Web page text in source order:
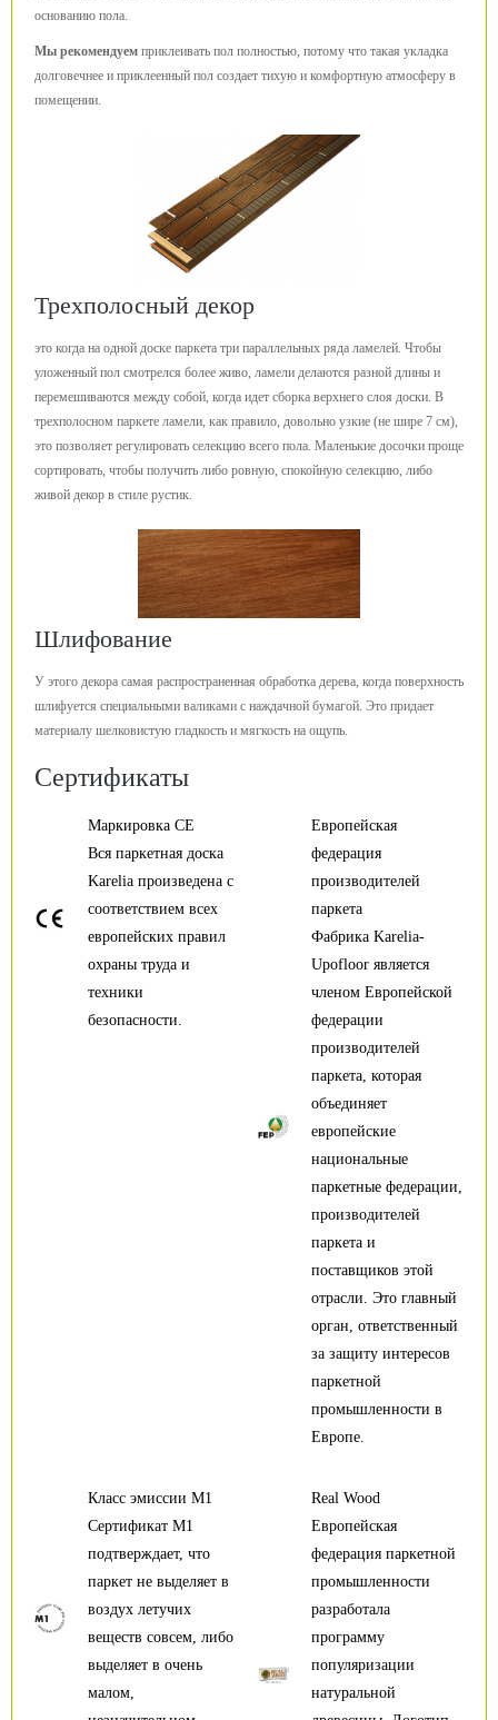
основанию пола.
Мы рекомендуем приклеивать пол полностью, потому что такая укладка
долговечнее и приклеенный пол создает тихую и комфортную атмосферу в
помещении.
Трехполосный декор
это когда на одной доске паркета три параллельных ряда ламелей. Чтобы
уложенный пол смотрелся более живо, ламели делаются разной длины и
перемешиваются между собой, когда идет сборка верхнего слоя доски. В
трехполосном паркете ламели, как правило, довольно узкие (не шире 7 см),
это позволяет регулировать селекцию всего пола. Маленькие досочки проще
сортировать, чтобы получить либо ровную, спокойную селекцию, либо
живой декор в стиле рустик.
Шлифование
У этого декора самая распространенная обработка дерева, когда поверхность
шлифуется специальными валиками с наждачной бумагой. Это придает
материалу шелковистую гладкость и мягкость на ощупь.
Сертификаты
Европейская
федерация
производителей
паркета
Фабрика Karelia-
Upofloor является
членом Европейской
федерации
производителей
паркета, которая
объединяет
европейские
национальные
паркетные федерации,
производителей
паркета и
поставщиков этой
отрасли. Это главный
орган, ответственный
за защиту интересов
паркетной
промышленности в
Европе.
Маркировка CE
Вся паркетная доска
Karelia произведена с
соответствием всех
европейских правил
охраны труда и
техники
безопасности.
Класс эмиссии М1
Сертификат М1
подтверждает, что
паркет не выделяет в
воздух летучих
веществ совсем, либо
выделяет в очень
малом,
Real Wood
Европейская
федерация паркетной
промышленности
разработала
программу
популяризации
натуральной